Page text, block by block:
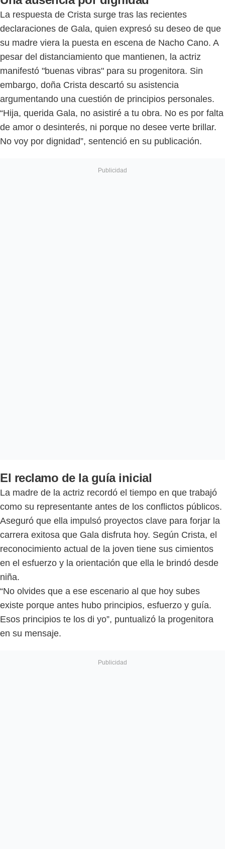
La respuesta de Crista surge tras las recientes
declaraciones de Gala, quien expresó su deseo de que
su madre viera la puesta en escena de Nacho Cano. A
pesar del distanciamiento que mantienen, la actriz
manifestó "buenas vibras" para su progenitora. Sin
embargo, doña Crista descartó su asistencia
argumentando una cuestión de principios personales.
“Hija, querida Gala, no asistiré a tu obra. No es por falta
de amor o desinterés, ni porque no desee verte brillar.
No voy por dignidad”, sentenció en su publicación.
El reclamo de la guía inicial
La madre de la actriz recordó el tiempo en que trabajó
como su representante antes de los conflictos públicos.
Aseguró que ella impulsó proyectos clave para forjar la
carrera exitosa que Gala disfruta hoy. Según Crista, el
reconocimiento actual de la joven tiene sus cimientos
en el esfuerzo y la orientación que ella le brindó desde
niña.
“No olvides que a ese escenario al que hoy subes
existe porque antes hubo principios, esfuerzo y guía.
Esos principios te los di yo”, puntualizó la progenitora
en su mensaje.